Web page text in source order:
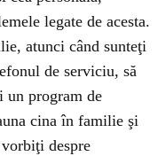
legate de acesta.
atunci când sunteţi
de serviciu, să
program de
cina în familie şi
despre